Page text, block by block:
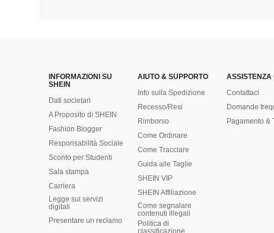
INFORMAZIONI SU
SHEIN
Dati societari
A Proposito di SHEIN
Fashion Blogger
Responsabilità Sociale
Sconto per Studenti
Sala stampa
Carriera
Legge sui servizi
digitali
Presentare un reclamo
AIUTO & SUPPORTO
Info sulla Spedizione
Recesso/Resi
Rimborso
Come Ordinare
Come Tracciare
Guida alle Taglie
SHEIN VIP
SHEIN Affiliazione
Come segnalare
contenuti illegali
Politica di
classificazione
ASSISTENZA
Contattaci
Domande
Pagamento &